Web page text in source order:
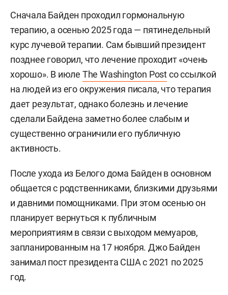
Сначала Байден проходил гормональную
терапию, а осенью 2025 года — пятинедельный
курс лучевой терапии. Сам бывший президент
позднее говорил, что лечение проходит «очень
хорошо». В июле The Washington Postсо ссылкой
на людей из его окружения писала, что терапия
дает результат, однако болезнь и лечение
сделали Байдена заметно более слабым и
существенно ограничили его публичную
активность.
После ухода из Белого дома Байден в основном
общается с родственниками, близкими друзьями
и давними помощниками. При этом осенью он
планирует вернуться к публичным
мероприятиям в связи с выходом мемуаров,
запланированным на 17 ноября. Джо Байден
занимал пост президента США с 2021 по 2025
год.